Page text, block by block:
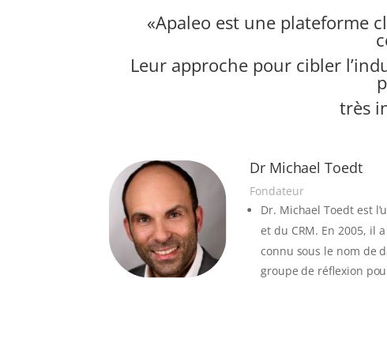
«Apaleo est une plateforme
Leur approche pour cibler
très
Dr Michael Toedt
Fondateur
Dr. Michael Toedt est
et du CRM. En 2005, il
connu sous le nom de
groupe de réflexion